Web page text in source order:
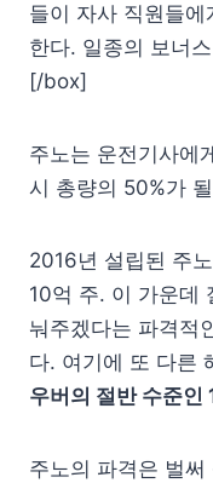
들이 자사 직원들
한다. 일종의 보너
[/box]
주노는 운전기사에
시 총량의 50%가
2016년 설립된 주
10억 주. 이 가운데
눠주겠다는 파격적
다. 여기에 또 다른
우버의 절반 수준인
주노의 파격은 벌